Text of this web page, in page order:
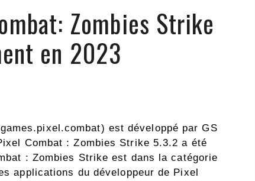
Zombies Strike
en 2023
est développé par GS
Combat : Zombies Strike 5.3.2 a été
: Zombies Strike est dans la catégorie
applications du développeur de Pixel